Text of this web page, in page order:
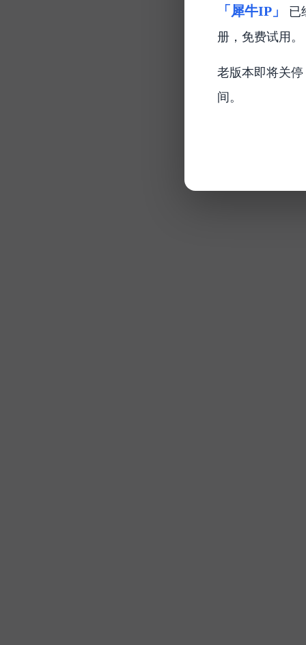
「犀牛IP」
已
册，免费试用。
老版本即将关
间。